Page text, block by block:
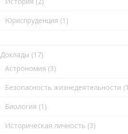
Юриспруденция (1)
Доклады (17)
Астрономия (3)
Безопасность жизнедеятельности
Биология (1)
Историческая личность (3)